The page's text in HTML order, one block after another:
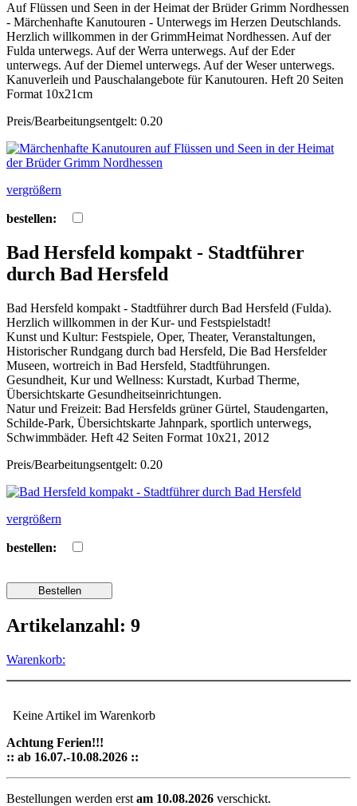
Auf Flüssen und Seen in der Heimat der Brüder Grimm Nordhessen
- Märchenhafte Kanutouren - Unterwegs im Herzen Deutschlands.
Herzlich willkommen in der GrimmHeimat Nordhessen. Auf der
Fulda unterwegs. Auf der Werra unterwegs. Auf der Eder
unterwegs. Auf der Diemel unterwegs. Auf der Weser unterwegs.
Kanuverleih und Pauschalangebote für Kanutouren. Heft 20 Seiten
Format 10x21cm
Preis/Bearbeitungsentgelt: 0.20
vergrößern
bestellen:
Bad Hersfeld kompakt - Stadtführer
durch Bad Hersfeld
Bad Hersfeld kompakt - Stadtführer durch Bad Hersfeld (Fulda).
Herzlich willkommen in der Kur- und Festspielstadt!
Kunst und Kultur: Festspiele, Oper, Theater, Veranstaltungen,
Historischer Rundgang durch bad Hersfeld, Die Bad Hersfelder
Museen, wortreich in Bad Hersfeld, Stadtführungen.
Gesundheit, Kur und Wellness: Kurstadt, Kurbad Therme,
Übersichtskarte Gesundheitseinrichtungen.
Natur und Freizeit: Bad Hersfelds grüner Gürtel, Staudengarten,
Schilde-Park, Übersichtskarte Jahnpark, sportlich unterwegs,
Schwimmbäder. Heft 42 Seiten Format 10x21, 2012
Preis/Bearbeitungsentgelt: 0.20
vergrößern
bestellen:
Artikelanzahl: 9
Warenkorb:
Keine Artikel im Warenkorb
Achtung Ferien!!!
:: ab 16.07.-10.08.2026 ::
Bestellungen werden erst am 10.08.2026 verschickt.